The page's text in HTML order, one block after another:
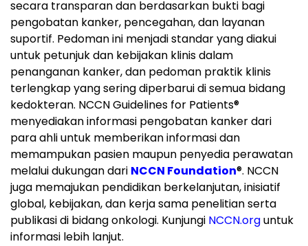
secara transparan dan berdasarkan bukti bagi
pengobatan kanker, pencegahan, dan layanan
suportif. Pedoman ini menjadi standar yang diakui
untuk petunjuk dan kebijakan klinis dalam
penanganan kanker, dan pedoman praktik klinis
terlengkap yang sering diperbarui di semua bidang
kedokteran. NCCN Guidelines for Patients®
menyediakan informasi pengobatan kanker dari
para ahli untuk memberikan informasi dan
memampukan pasien maupun penyedia perawatan
melalui dukungan dari NCCN Foundation®. NCCN
juga memajukan pendidikan berkelanjutan, inisiatif
global, kebijakan, dan kerja sama penelitian serta
publikasi di bidang onkologi. Kunjungi NCCN.orguntuk
informasi lebih lanjut.